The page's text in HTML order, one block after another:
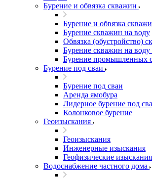
Бурение и обвязка скважин
Бурение и обвязка
Бурение скважин на воду
Обвязка (обустройство)
Бурение скважин на воду
Бурение промышленных
Бурение под сваи
Бурение под сваи
Аренда ямобура
Лидерное бурение под
Колонковое бурение
Геоизыскания
Геоизыскания
Инженерные изыскания
Геофизические изыскания
Водоснабжение частного дома